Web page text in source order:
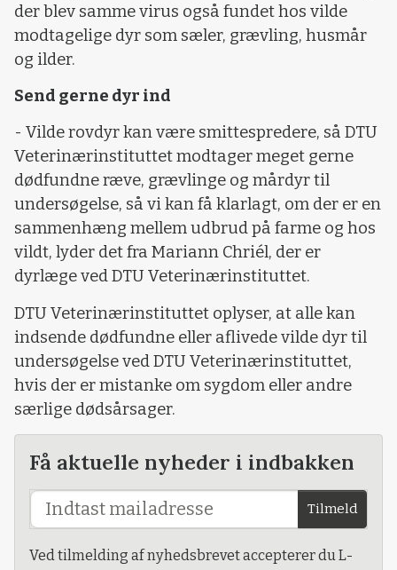
der blev samme virus også fundet hos vilde
modtagelige dyr som sæler, grævling, husmår
og ilder.
Send gerne dyr ind
- Vilde rovdyr kan være smittespredere, så DTU
Veterinærinstituttet modtager meget gerne
dødfundne ræve, grævlinge og mårdyr til
undersøgelse, så vi kan få klarlagt, om der er en
sammenhæng mellem udbrud på farme og hos
vildt, lyder det fra Mariann Chriél, der er
dyrlæge ved DTU Veterinærinstituttet.
DTU Veterinærinstituttet oplyser, at alle kan
indsende dødfundne eller aflivede vilde dyr til
undersøgelse ved DTU Veterinærinstituttet,
hvis der er mistanke om sygdom eller andre
særlige dødsårsager.
Få aktuelle nyheder i indbakken
Tilmeld
Ved tilmelding af nyhedsbrevet accepterer du L-